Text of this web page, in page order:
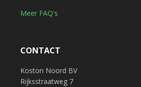
Meer FAQ's
CONTACT
Koston Noord BV
Rijksstraatweg 7